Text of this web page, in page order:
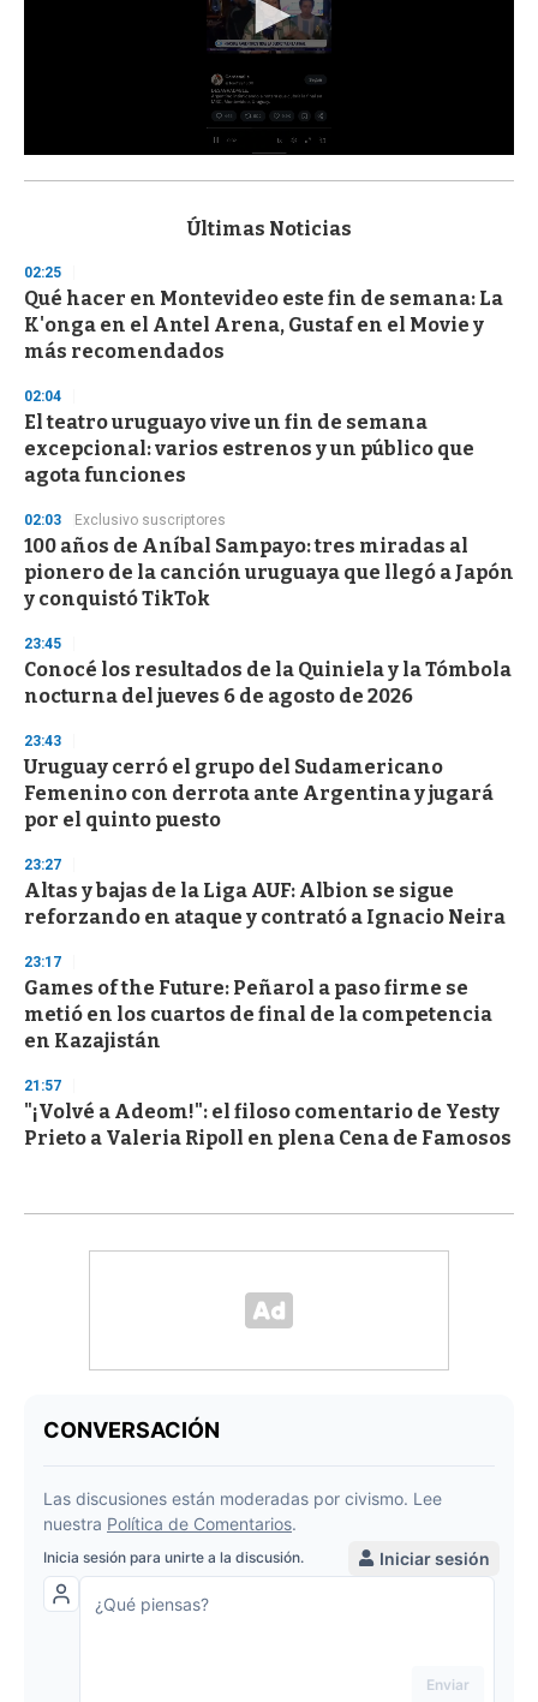
s
d
s
o
f
3
s
e
c
o
n
Últimas Noticias
02:25
Qué hacer en Montevideo este fin de semana: La
K'onga en el Antel Arena, Gustaf en el Movie y
más recomendados
02:04
El teatro uruguayo vive un fin de semana
excepcional: varios estrenos y un público que
agota funciones
02:03 Exclusivo suscriptores
100 años de Aníbal Sampayo: tres miradas al
pionero de la canción uruguaya que llegó a Japón
y conquistó TikTok
23:45
Conocé los resultados de la Quiniela y la Tómbola
nocturna del jueves 6 de agosto de 2026
23:43
Uruguay cerró el grupo del Sudamericano
Femenino con derrota ante Argentina y jugará
por el quinto puesto
23:27
Altas y bajas de la Liga AUF: Albion se sigue
reforzando en ataque y contrató a Ignacio Neira
23:17
Games of the Future: Peñarol a paso firme se
metió en los cuartos de final de la competencia
en Kazajistán
21:57
"¡Volvé a Adeom!": el filoso comentario de Yesty
Prieto a Valeria Ripoll en plena Cena de Famosos